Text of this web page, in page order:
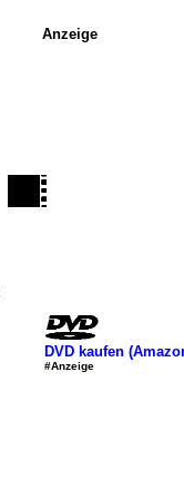
DVD kaufen
#Anzeige
Anzeige